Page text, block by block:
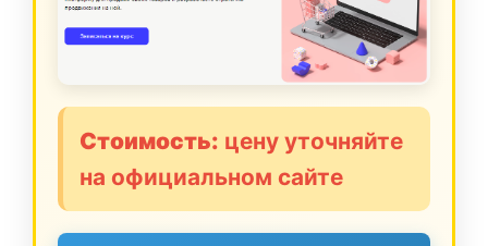
Стоимость: цену уточняйте
на официальном сайте